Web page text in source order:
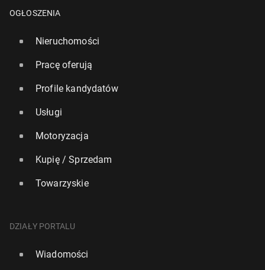
OGŁOSZENIA
Nieruchomości
Pracę oferują
Profile kandydatów
Usługi
Motoryzacja
Kupię / Sprzedam
Towarzyskie
DZIAŁY PORTALU
Wiadomości